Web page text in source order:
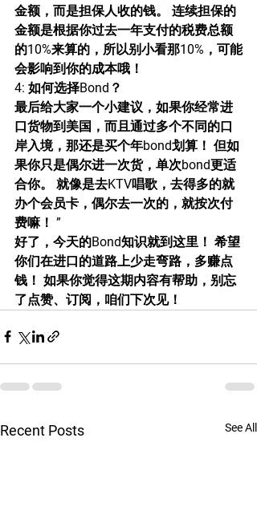
金额，而是担保人收的钱。 连续担保的
金额是根据你过去一年支付的税费总额
的10%来算的，所以别小看那10%，可能
会影响到你的成本哦！
4: 如何选择Bond？
最后给大家一个小建议，如果你经常进
口货物到美国，而且通过多个不同的口
岸入境，那还是买个年bond划算！ 但如
果你只是偶尔进一次货，单次bond更适
合你。 就像是去KTV唱歌，去得多的就
办个会员卡，偶尔去一次的，就按次付
费嘛！ ”
好了，今天的Bond知识就到这里！ 希望
你们在进口的道路上少走弯路，多赚点
钱！ 如果你觉得这期内容有帮助，别忘
了点赞、订阅，咱们下次见！
Recent Posts See All